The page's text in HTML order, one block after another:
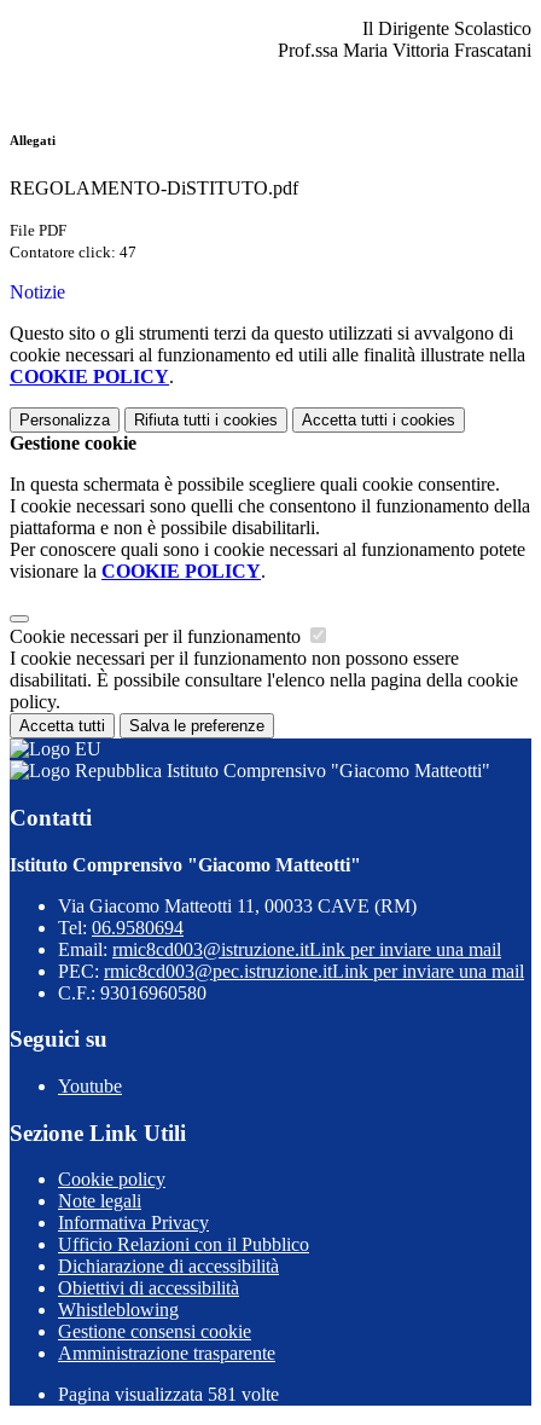
Il Dirigente Scolastico
Prof.ssa Maria Vittoria Frascatani
Allegati
REGOLAMENTO-DiSTITUTO.pdf
File PDF
Contatore click: 47
Notizie
Questo sito o gli strumenti terzi da questo utilizzati si avvalgono di
cookie necessari al funzionamento ed utili alle finalità illustrate nella
COOKIE POLICY.
Personalizza Rifiuta tutti i cookies Accetta tutti i cookies
Gestione cookie
In questa schermata è possibile scegliere quali cookie consentire.
I cookie necessari sono quelli che consentono il funzionamento della
piattaforma e non è possibile disabilitarli.
Per conoscere quali sono i cookie necessari al funzionamento potete
visionare la COOKIE POLICY.
Cookie necessari per il funzionamento
I cookie necessari per il funzionamento non possono essere
disabilitati. È possibile consultare l'elenco nella pagina della cookie
policy.
Accetta tutti Salva le preferenze
Istituto Comprensivo "Giacomo Matteotti"
Contatti
Istituto Comprensivo "Giacomo Matteotti"
Via Giacomo Matteotti 11, 00033 CAVE (RM)
Tel: 06.9580694
Email: rmic8cd003@istruzione.itLink per inviare una mail
PEC: rmic8cd003@pec.istruzione.itLink per inviare una mail
C.F.: 93016960580
Seguici su
Youtube
Sezione Link Utili
Cookie policy
Note legali
Informativa Privacy
Ufficio Relazioni con il Pubblico
Dichiarazione di accessibilità
Obiettivi di accessibilità
Whistleblowing
Gestione consensi cookie
Amministrazione trasparente
Pagina visualizzata 581 volte